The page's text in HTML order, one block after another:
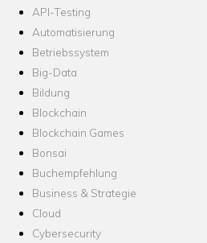
API-Testing
Automatisierung
Betriebssystem
Big-Data
Bildung
Blockchain
Blockchain Games
Bonsai
Buchempfehlung
Business & Strategie
Cloud
Cybersecurity